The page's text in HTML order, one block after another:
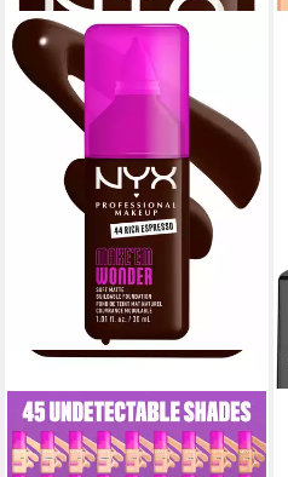
NYX PROFESSIONAL MAKEUP
Foundation MAKE 'EM
WONDER FOUNDATION